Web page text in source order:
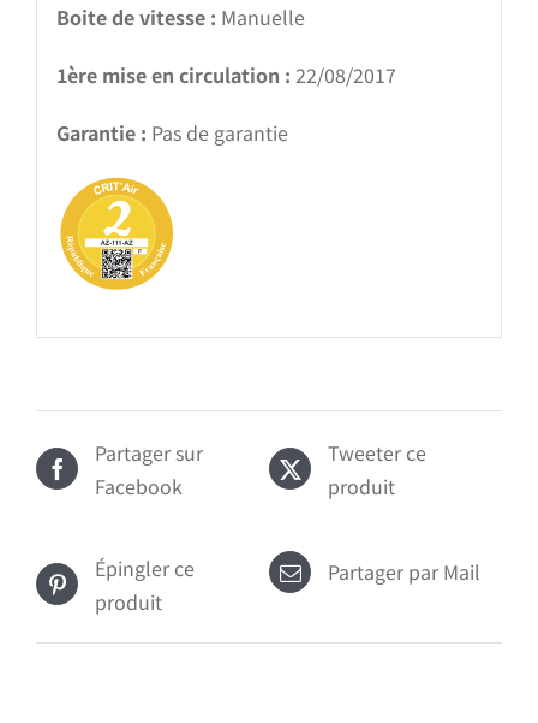
Boite de vitesse : Manuelle
1ère mise en circulation : 22/08/2017
Garantie : Pas de garantie
Partager sur
Facebook
Tweeter ce
produit
Épingler ce
produit
Partager par Mail